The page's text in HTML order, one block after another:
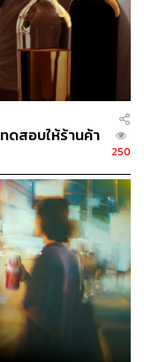
ดสอบให้ร้านค้า
250